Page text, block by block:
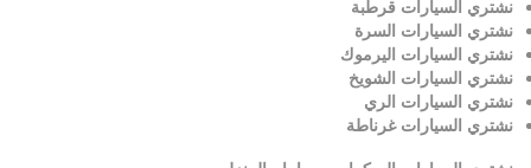
نشتري السيارات قرطبة
نشتري السيارات السرة
نشتري السيارات اليرموك
نشتري السيارات الشويخ
نشتري السيارات الري
نشتري السيارات غرناطة